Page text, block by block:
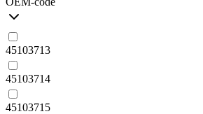
45103713
45103714
45103715